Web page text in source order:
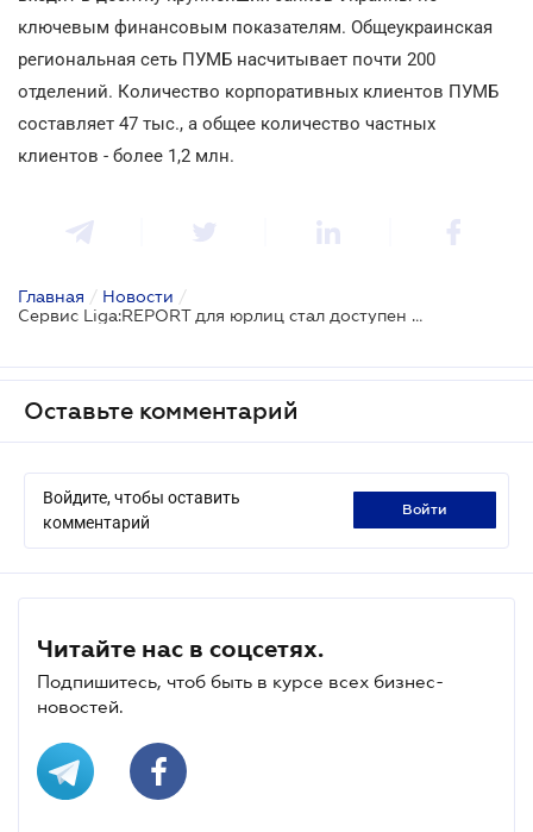
ключевым финансовым показателям. Общеукраинская
региональная сеть ПУМБ насчитывает почти 200
отделений. Количество корпоративных клиентов ПУМБ
составляет 47 тыс., а общее количество частных
клиентов - более 1,2 млн.
Главная / Новости /
Сервис Liga:REPORT для юрлиц стал доступен пользователям интернет-банкинга ПУМБ Online для предпринимателей
Оставьте комментарий
Войдите, чтобы оставить
комментарий
войти
Читайте нас в соцсетях.
Подпишитесь, чтоб быть в курсе всех бизнес-
новостей.